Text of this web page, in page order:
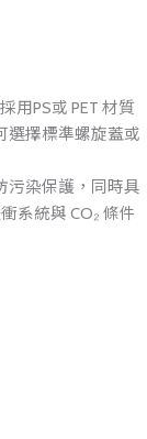
用PS或 PET 材質
選擇標準螺旋蓋或
污染保護，同時具
系統與 CO₂ 條件